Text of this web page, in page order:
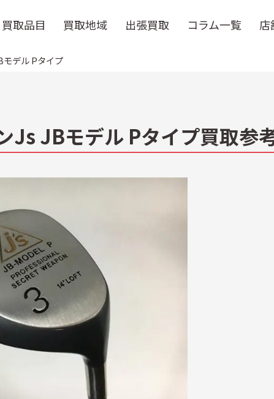
買取品目 買取地域 出張買取 コラム一覧 店
モデル Pタイプ
Js JBモデル Pタイプ買取参